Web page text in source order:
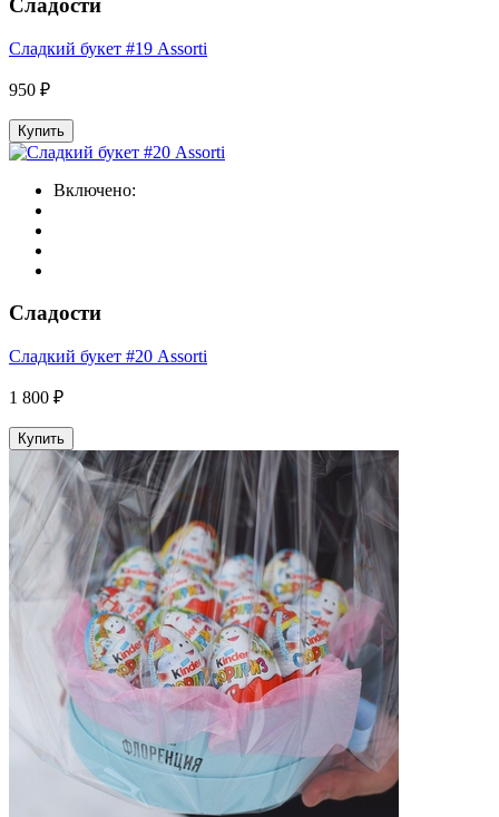
Сладости
Сладкий букет #19 Assorti
950 ₽
Купить
Включено:
Сладости
Сладкий букет #20 Assorti
1 800 ₽
Купить